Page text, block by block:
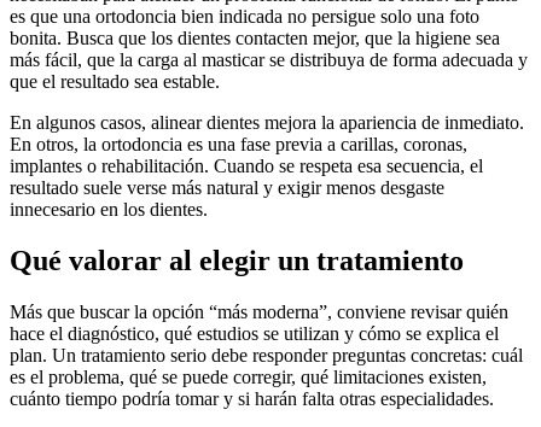
es que una ortodoncia bien indicada no persigue solo una foto
bonita. Busca que los dientes contacten mejor, que la higiene sea
más fácil, que la carga al masticar se distribuya de forma adecuada y
que el resultado sea estable.
En algunos casos, alinear dientes mejora la apariencia de inmediato.
En otros, la ortodoncia es una fase previa a carillas, coronas,
implantes o rehabilitación. Cuando se respeta esa secuencia, el
resultado suele verse más natural y exigir menos desgaste
innecesario en los dientes.
Qué valorar al elegir un tratamiento
Más que buscar la opción “más moderna”, conviene revisar quién
hace el diagnóstico, qué estudios se utilizan y cómo se explica el
plan. Un tratamiento serio debe responder preguntas concretas: cuál
es el problema, qué se puede corregir, qué limitaciones existen,
cuánto tiempo podría tomar y si harán falta otras especialidades.